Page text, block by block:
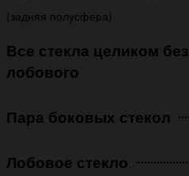
(задняя полусфера)
Все стекла целиком без
лобового
Пара боковых стекол
Лобовое стекло